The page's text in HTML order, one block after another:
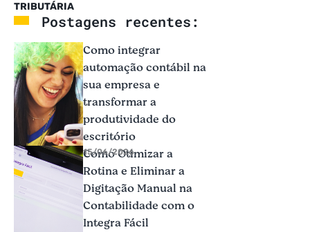
TRIBUTÁRIA
Postagens recentes:
Como integrar
automação contábil na
sua empresa e
transformar a
produtividade do
escritório
15/06/2026
Como Otimizar a
Rotina e Eliminar a
Digitação Manual na
Contabilidade com o
Integra Fácil